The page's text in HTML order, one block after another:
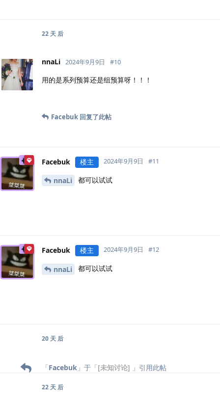
22 天 后
nnaLi 2024年9月9日 #10
用的是系列预算还是组预算呀！！！
Facebuk 回复了此帖
Facebuk 楼主 2024年9月9日 #11
nnaLi 都可以试试
Facebuk 楼主 2024年9月9日 #12
nnaLi 都可以试试
20 天 后
「Facebuk 」于「[未知讨论] 」引用此帖
22 天 后